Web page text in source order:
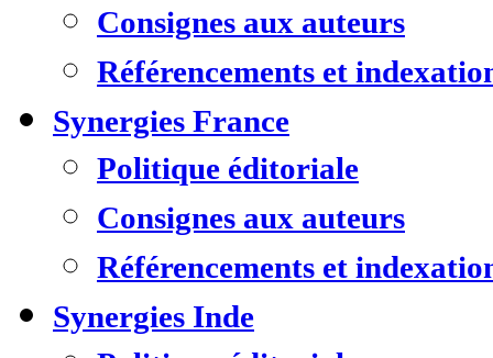
Consignes aux auteurs
Référencements et
Synergies France
Politique éditoriale
Consignes aux auteurs
Référencements et
Synergies Inde